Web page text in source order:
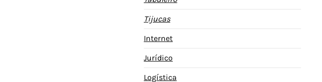
Tijucas
Internet
Jurídico
Logística